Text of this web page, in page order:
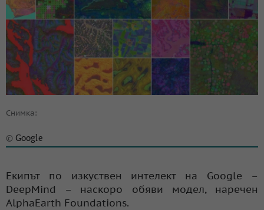
Снимка:
© Google
Екипът по изкуствен интелект на Google –
DeepMind – наскоро обяви модел, наречен
AlphaEarth Foundations.